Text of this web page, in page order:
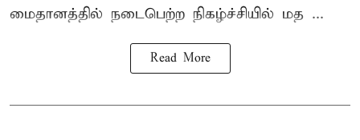
மைதானத்தில் நடைபெற்ற நிகழ்ச்சியில் மத ...
Read More